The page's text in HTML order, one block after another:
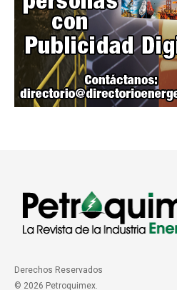
Derechos Reservados
© 2026 Petroquimex.